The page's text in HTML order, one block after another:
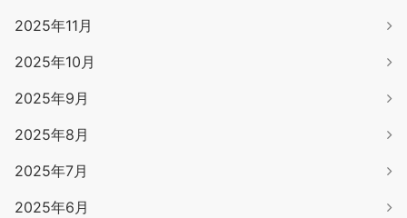
2025年11月
2025年10月
2025年9月
2025年8月
2025年7月
2025年6月